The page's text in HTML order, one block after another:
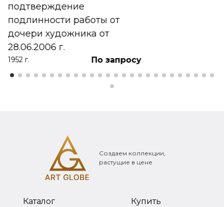
подтверждение
подлинности работы от
дочери художника от
28.06.2006 г.
1952 г. По запросу
Создаем коллекции,
растущие в цене
Каталог Купить